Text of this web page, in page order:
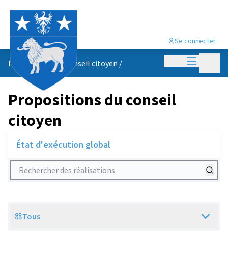
Menu
Se connecter
Propositions du conseil citoyen /
Propositions du conseil
citoyen
État d'exécution global
Rechercher des réalisations
Scope
Tous